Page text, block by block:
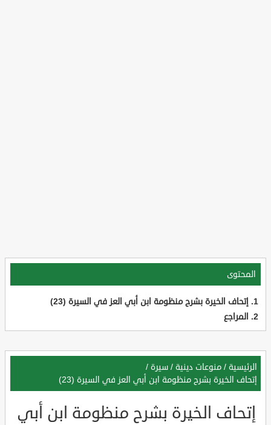
المحتوى
إتحاف الخيرة بشرح منظومة ابن أبي العز في السيرة (23)
المراجع
الرئيسية / منوعات دينية / سيرة /
إتحاف الخيرة بشرح منظومة ابن أبي العز في السيرة (23)
إتحاف الخيرة بشرح منظومة ابن أبي